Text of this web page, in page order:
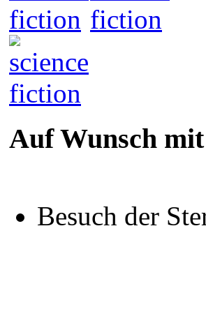
Auf Wunsch mit
Besuch der